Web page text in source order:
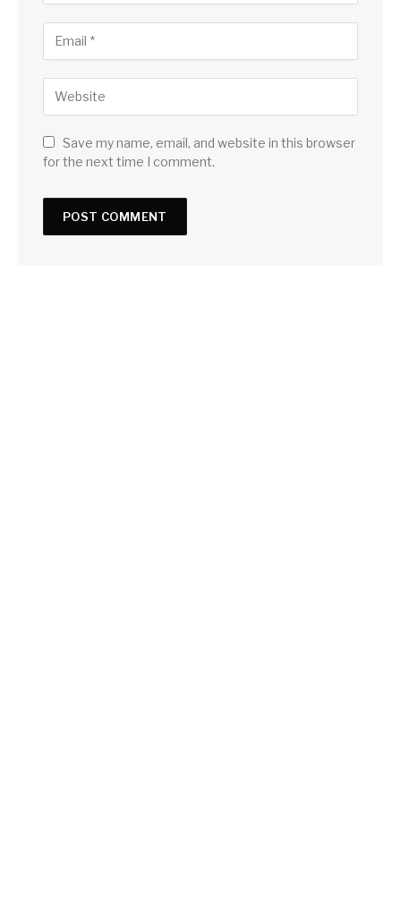
Save my name, email, and website in this browser
for the next time I comment.